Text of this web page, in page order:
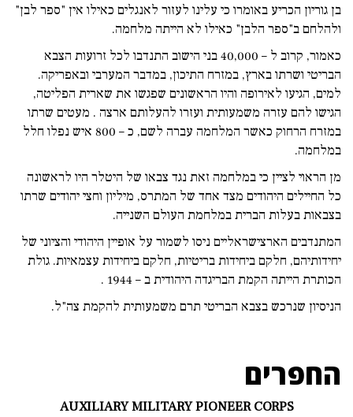
בן גוריון הכריע באומרו כי עלינו לעזור לאנגלים כאילו אין "ספר לבן"
ולהלחם ב"ספר הלבן" כאילו לא הייתה מלחמה.
כאמור, קרוב ל – 40,000 בני הישוב התנדבו לכל זרועות הצבא
הבריטי ושרתו בארץ, במזרח התיכון, במדבר המערבי ובאפריקה.
למים, הגיעו לאירופה והיו הראשונים שפגשו את שארית הפליטה,
הגישו להם עזרה משמעותית ועזרו להעלותם ארצה . מעטים שרתו
במזרח הרחוק כאשר המלחמה עברה לשם, כ – 800 איש נפלו חלל
במלחמה.
מן הראוי לציין כי במלחמה זאת נגד צבאו של היטלר היו לראשונה
כל החיילים היהודים מצד אחד של המתרס, מיליון וחצי יהודים שרתו
בצבאות בעלות הברית במלחמת העולם השנייה.
המתנדבים הארצישראליים ניסו לשמור על אופיין היהודי והציוני של
יחידותיהם, חלקם ביחידות בריטיות, חלקם ביחידות עצמאיות. גולת
הכותרת הייתה הקמת הבריגדה היהודית ב – 1944 .
הניסיון שנרכש בצבא הבריטי תרם משמעותית להקמת צה"ל.
החפרים
AUXILIARY MILITARY PIONEER CORPS